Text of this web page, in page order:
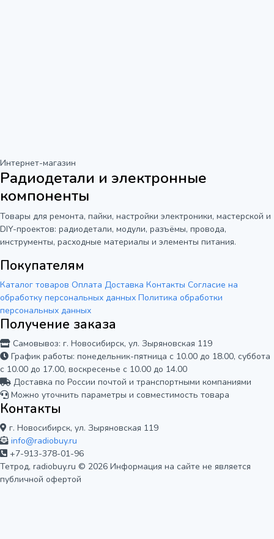
Интернет-магазин
Радиодетали и электронные
компоненты
Товары для ремонта, пайки, настройки электроники, мастерской и
DIY-проектов: радиодетали, модули, разъёмы, провода,
инструменты, расходные материалы и элементы питания.
Покупателям
Каталог товаров Оплата Доставка Контакты Согласие на
обработку персональных данных Политика обработки
персональных данных
Получение заказа
Самовывоз: г. Новосибирск, ул. Зыряновская 119
График работы: понедельник-пятница с 10.00 до 18.00, суббота
с 10.00 до 17.00, воскресенье с 10.00 до 14.00
Доставка по России почтой и транспортными компаниями
Можно уточнить параметры и совместимость товара
Контакты
г. Новосибирск, ул. Зыряновская 119
info@radiobuy.ru
+7-913-378-01-96
Тетрод, radiobuy.ru © 2026 Информация на сайте не является
публичной офертой